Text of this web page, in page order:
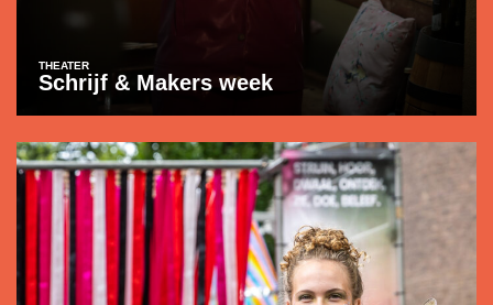
THEATER
Schrijf & Makers week